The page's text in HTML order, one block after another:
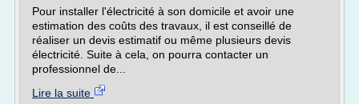
Pour installer l'électricité à son domicile et avoir une
estimation des coûts des travaux, il est conseillé de
réaliser un devis estimatif ou même plusieurs devis
électricité. Suite à cela, on pourra contacter un
professionnel de...
Lire la suite